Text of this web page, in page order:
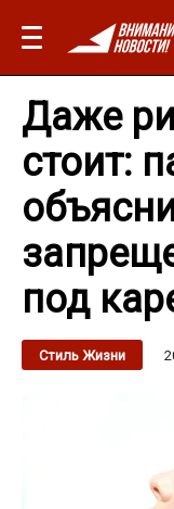
Даже
стоит:
под
Стиль Жизни